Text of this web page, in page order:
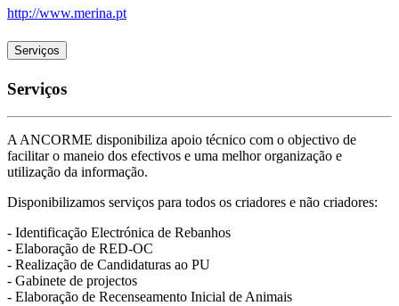
http://www.merina.pt
Serviços
Serviços
A ANCORME disponibiliza apoio técnico com o objectivo de
facilitar o maneio dos efectivos e uma melhor organização e
utilização da informação.
Disponibilizamos serviços para todos os criadores e não criadores:
- Identificação Electrónica de Rebanhos
- Elaboração de RED-OC
- Realização de Candidaturas ao PU
- Gabinete de projectos
- Elaboração de Recenseamento Inicial de Animais